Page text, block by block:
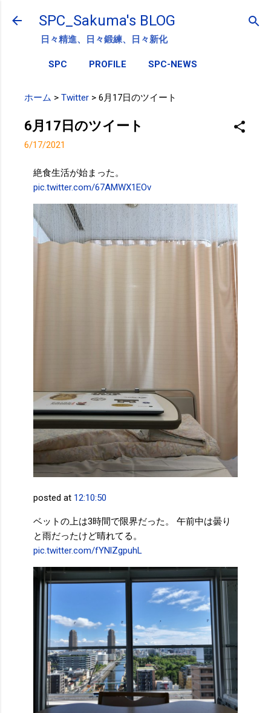
スキップしてメイン コンテンツに移動
SPC_Sakuma's BLOG
日々精進、日々鍛練、日々新化
SPC PROFILE SPC-NEWS
ホーム > Twitter > 6月17日のツイート
6月17日のツイート
6/17/2021
絶食生活が始まった。
pic.twitter.com/67AMWX1EOv
posted at 12:10:50
ベットの上は3時間で限界だった。 午前中は曇り
と雨だったけど晴れてる。
pic.twitter.com/fYNlZgpuhL